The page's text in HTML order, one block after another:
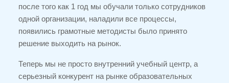
после того как 1 год мы обучали только сотрудников
одной организации, наладили все процессы,
появились грамотные методисты было принято
решение выходить на рынок.
Теперь мы не просто внутренний учебный центр, а
серьезный конкурент на рынке образовательных